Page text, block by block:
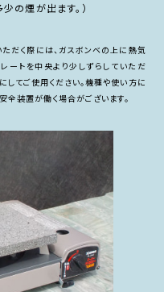
の煙が出ます。）
だく際には、ガスボンベの上に熱気
ートを中央より少しずらしていただ
してご使用ください。機種や使い方に
全装置が働く場合がございます。